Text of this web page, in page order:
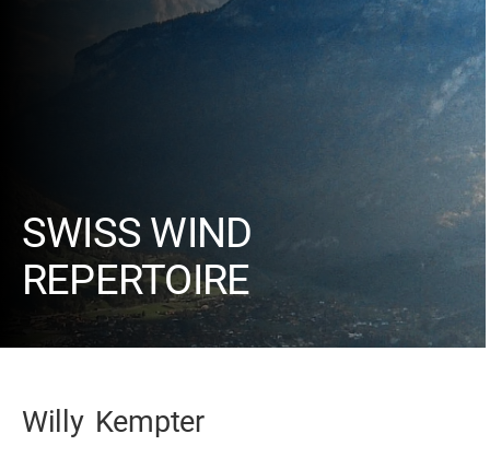
SWISS WIND
REPERTOIRE
Willy Kempter